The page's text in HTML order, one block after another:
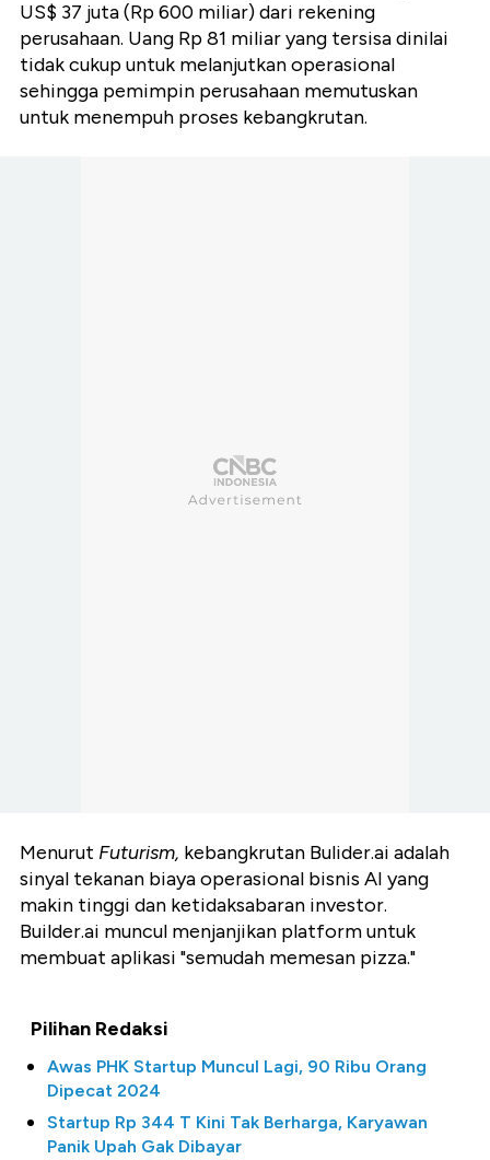
US$ 37 juta (Rp 600 miliar) dari rekening
perusahaan. Uang Rp 81 miliar yang tersisa dinilai
tidak cukup untuk melanjutkan operasional
sehingga pemimpin perusahaan memutuskan
untuk menempuh proses kebangkrutan.
Menurut Futurism, kebangkrutan Bulider.ai adalah
sinyal tekanan biaya operasional bisnis AI yang
makin tinggi dan ketidaksabaran investor.
Builder.ai muncul menjanjikan platform untuk
membuat aplikasi "semudah memesan pizza."
Pilihan Redaksi
Awas PHK Startup Muncul Lagi, 90 Ribu Orang
Dipecat 2024
Startup Rp 344 T Kini Tak Berharga, Karyawan
Panik Upah Gak Dibayar